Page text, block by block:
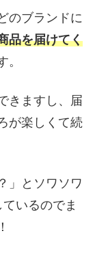
のブランドに
品を届けてく
。
きますし、届
が楽しくて続
」とソワソワ
いるのでま